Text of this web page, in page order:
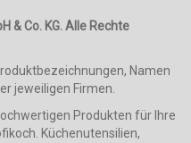
& Co. KG. Alle Rechte
Namen
jeweiligen Firmen.
Produkten für Ihre
Küchenutensilien,